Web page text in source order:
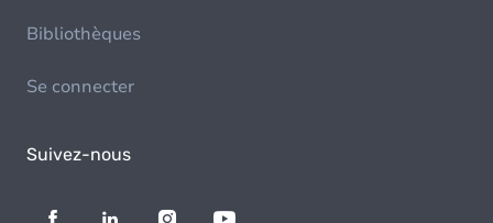
Bibliothèques
Se connecter
Suivez-nous